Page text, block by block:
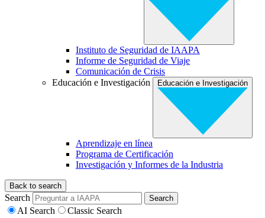
Instituto de Seguridad de IAAPA
Informe de Seguridad de Viaje
Comunicación de Crisis
Educación e Investigación
Educación e Investigación
Aprendizaje en línea
Programa de Certificación
Investigación y Informes de la Industria
Back to search
Search
AI Search
Classic Search